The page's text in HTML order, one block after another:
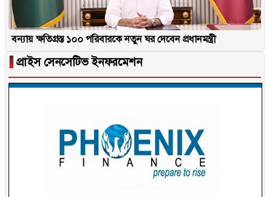
বন্যায় ক্ষতিগ্রস্ত ১০০ পরিবারকে নতুন ঘর দেবেন প্রধানমন্ত্রী
▐ প্রাইস সেনসেটিভ ইনফরমেশন